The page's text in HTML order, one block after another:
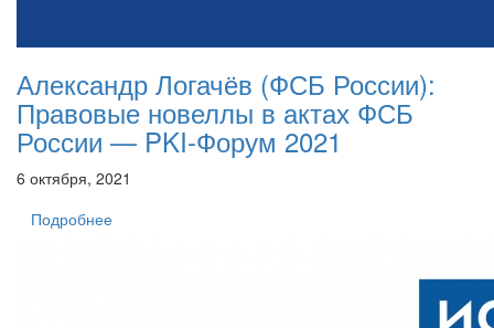
Александр Логачёв (ФСБ России):
Правовые новеллы в актах ФСБ
России — PKI-Форум 2021
6 октября, 2021
Подробнее